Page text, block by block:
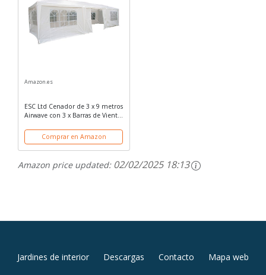
Amazon.es
ESC Ltd Cenador de 3 x 9 metros
Airwave con 3 x Barras de Viento
Impermeable de 120g, Blanco
Comprar en Amazon
Amazon price updated: 02/02/2025 18:13
MENÚ
SECUNDARIO
Jardines de interior Descargas Contacto Mapa web